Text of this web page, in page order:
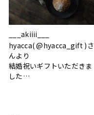
___akiiii___
hyacca( @hyacca_gift )さ
んより
結婚祝いギフトいただきま
した